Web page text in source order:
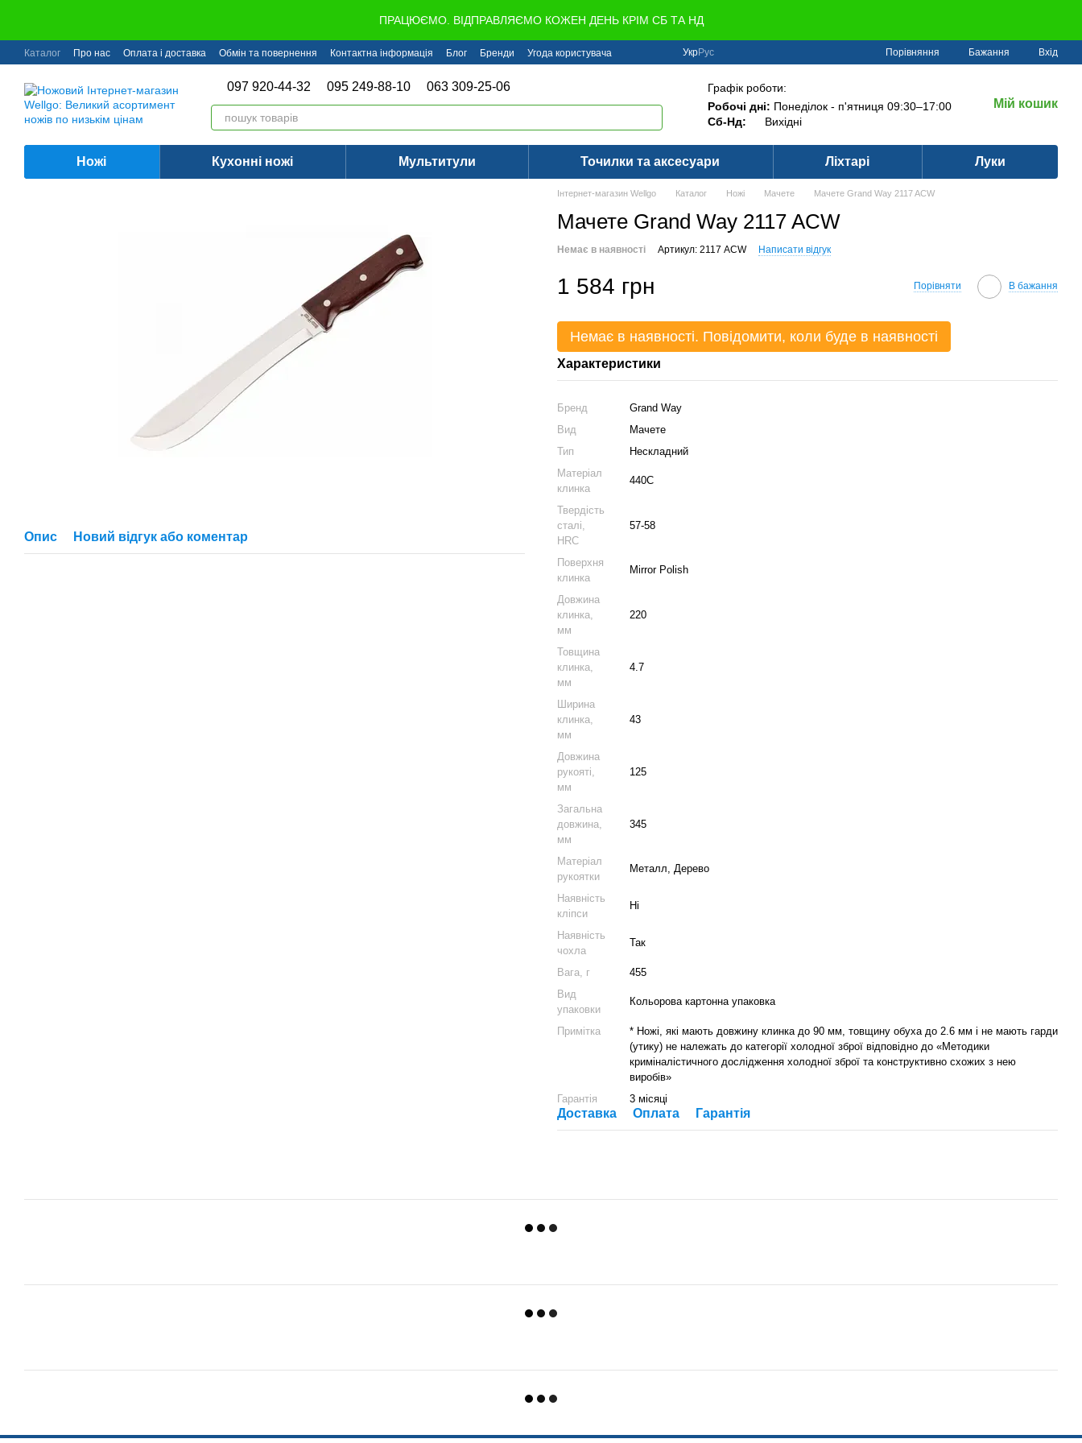
ПРАЦЮЄМО. ВІДПРАВЛЯЄМО КОЖЕН ДЕНЬ КРІМ СБ ТА НД
Каталог Про нас Оплата і доставка Обмін та повернення Контактна інформація Блог Бренди Угода користувача УкрРус Порівняння Бажання Вхід
097 920-44-32 095 249-88-10 063 309-25-06
Графік роботи:
Робочі дні: Понеділок - п'ятниця 09:30–17:00
Сб-Нд:
Вихідні
Мій кошик
Ножі Кухонні ножі Мультитули Точилки та аксесуари Ліхтарі Луки
Опис Новий відгук або коментар
Інтернет-магазин Wellgo Каталог Ножі Мачете Мачете Grand Way 2117 ACW
Мачете Grand Way 2117 ACW
Немає в наявності Артикул: 2117 ACW Написати відгук
1 584 грн Порівняти В бажання
Немає в наявності. Повідомити, коли буде в наявності
Характеристики
Бренд
Grand Way
Вид
Мачете
Тип
Нескладний
Матеріал
клинка
440C
Твердість
сталі,
HRC
57-58
Поверхня
клинка
Mirror Polish
Довжина
клинка,
мм
220
Товщина
клинка,
мм
4.7
Ширина
клинка,
мм
43
Довжина
рукояті,
мм
125
Загальна
довжина,
мм
345
Матеріал
рукоятки
Металл, Дерево
Наявність
кліпси
Ні
Наявність
чохла
Так
Вага, г
455
Вид
упаковки
Кольорова картонна упаковка
Примітка
* Ножі, які мають довжину клинка до 90 мм, товщину обуха до 2.6 мм і не мають гарди
(утику) не належать до категорії холодної зброї відповідно до «Методики
криміналістичного дослідження холодної зброї та конструктивно схожих з нею
виробів»
Гарантія
3 місяці
Доставка Оплата Гарантія